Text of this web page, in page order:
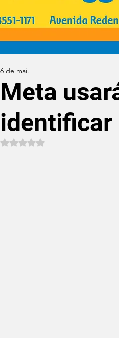
Meta
identificar
6 de mai.
Avaliado com NaN de 5